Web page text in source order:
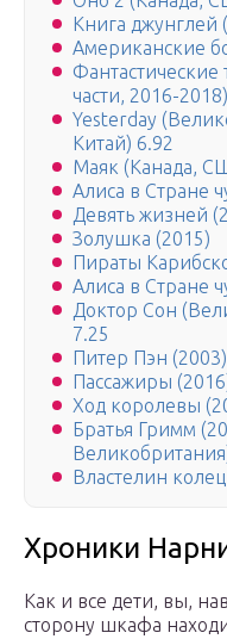
Книга джунглей
Американские
Фантастические
части, 2016-2018)
Yesterday
Китай) 6.92
Маяк (Канада,
Алиса в Стране
Девять жизней
Золушка (2015)
Пираты
Алиса в Стране
Доктор Сон
7.25
Питер Пэн (2003)
Пассажиры
Ход королевы
Братья Гримм
Властелин
Хроники
Как и все дети, вы,
сторону шкафа